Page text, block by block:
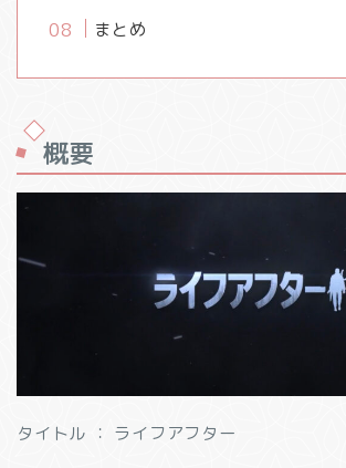
まとめ
概要
タイトル ： ライフアフター